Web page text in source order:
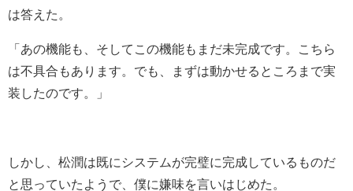
は答えた。
「あの機能も、そしてこの機能もまだ未完成です。こちら
は不具合もあります。でも、まずは動かせるところまで実
装したのです。」
しかし、松潤は既にシステムが完璧に完成しているものだ
と思っていたようで、僕に嫌味を言いはじめた。